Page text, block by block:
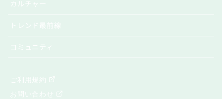
カルチャー
トレンド最前線
コミュニティ
ご利用規約
お問い合わせ